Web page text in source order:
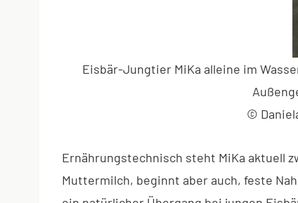
Eisbär-Jungtier MiKa alleine im
©
Ernährungstechnisch steht MiKa aktuell
Muttermilch, beginnt aber auch, feste